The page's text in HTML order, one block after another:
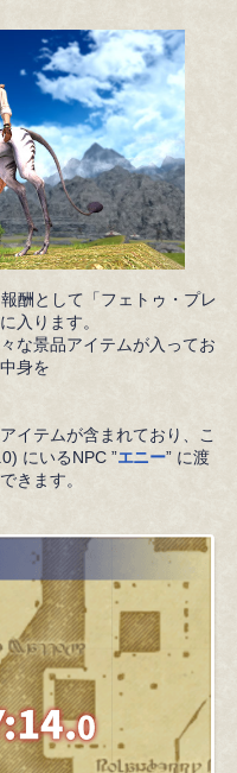
酬として「フェトゥ・プレ
入ります。
な景品アイテムが入ってお
身を
イテムが含まれており、こ
にいるNPC ”エニー” に渡
きます。